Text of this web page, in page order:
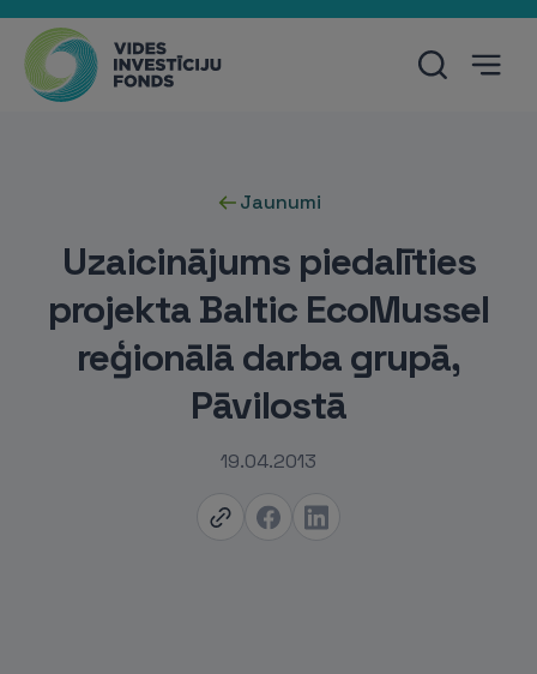
Jaunumi
Uzaicinājums piedalīties
projekta Baltic EcoMussel
reģionālā darba grupā,
Pāvilostā
19.04.2013